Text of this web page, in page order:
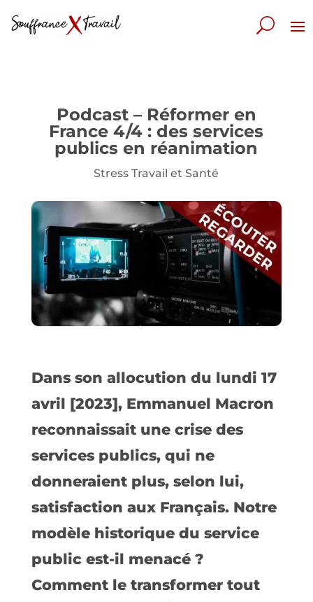
Podcast – Réformer en
France 4/4 : des services
publics en réanimation
Stress Travail et Santé
Dans son allocution du lundi 17
avril [2023], Emmanuel Macron
reconnaissait une crise des
services publics, qui ne
donneraient plus, selon lui,
satisfaction aux Français. Notre
modèle historique du service
public est-il menacé ?
Comment le transformer tout